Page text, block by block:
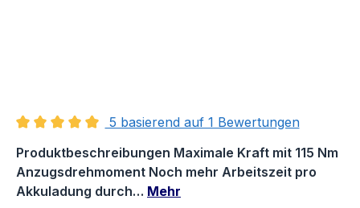
5 basierend auf 1 Bewertungen
Produktbeschreibungen Maximale Kraft mit 115 Nm
Anzugsdrehmoment Noch mehr Arbeitszeit pro
Akkuladung durch… Mehr